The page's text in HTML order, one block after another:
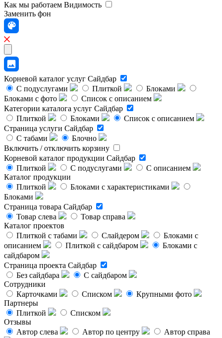
Как мы работаем Видимость
Заменить фон
Корневой каталог услуг Сайдбар
С подуслугами
Плиткой
Блоками
Блоками с фото
Список с описанием
Категории каталога услуг Сайдбар
Плиткой
Блоками
Список с описанием
Страница услуги Сайдбар
С табами
Блочно
Включить / отключить корзину
Корневой каталог продукции Сайдбар
Плиткой
С подуслугами
С описанием
Каталог продукции
Плиткой
Блоками с характеристиками
Блоками
Страница товара Сайдбар
Товар слева
Товар справа
Каталог проектов
Плиткой с табами
Слайдером
Блоками с
описанием
Плиткой с сайдбаром
Блоками с
сайдбаром
Страница проекта Сайдбар
Без сайдбара
С сайдбаром
Сотрудники
Карточками
Списком
Крупными фото
Партнеры
Плиткой
Списком
Отзывы
Автор слева
Автор по центру Автор справа